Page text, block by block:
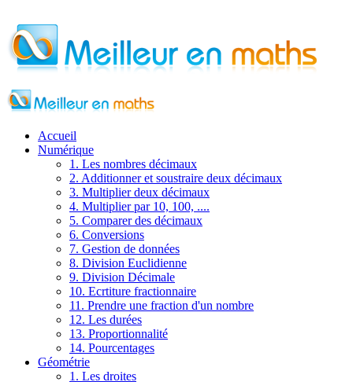
Accueil
Numérique
1. Les nombres décimaux
2. Additionner et soustraire deux décimaux
3. Multiplier deux décimaux
4. Multiplier par 10, 100, ....
5. Comparer des décimaux
6. Conversions
7. Gestion de données
8. Division Euclidienne
9. Division Décimale
10. Ecrtiture fractionnaire
11. Prendre une fraction d'un nombre
12. Les durées
13. Proportionnalité
14. Pourcentages
Géométrie
1. Les droites